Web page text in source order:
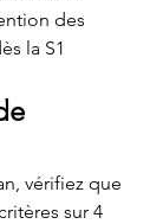
des
la S1
vérifiez que
sur 4